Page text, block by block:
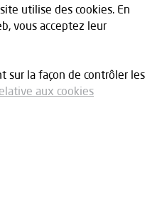
utilise des cookies. En
vous acceptez leur
sur la façon de contrôler les
aux cookies